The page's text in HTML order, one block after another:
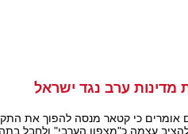
ערב נגד ישראל
אומרים כי קטאר מנסה להפוך את
עצמה כ"מצפון הערבי" ולחבל